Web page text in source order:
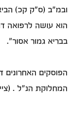
ובמ"ב (ס"ק קכ)
הוא עושה לרפואה
בבריא גמור אסור".
הפוסקים האחרונים
המחלוקת הנ"ל .